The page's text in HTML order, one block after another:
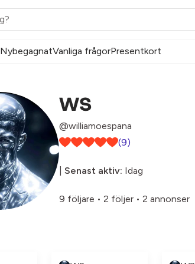
NybegagnatVanliga frågorPresentkort
WS
@williamoespana
(9)
Senast aktiv: Idag
9 följare • 2 följer • 2 annonser